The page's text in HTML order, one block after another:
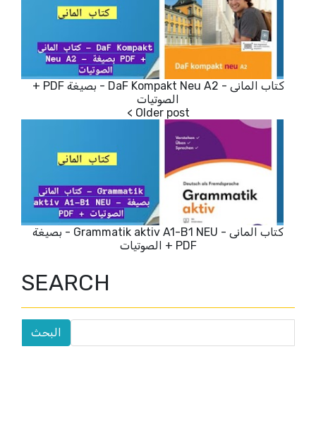
كتاب المانى - DaF Kompakt Neu A2 - بصيغة PDF +
الصوتيات
كتاب المانى - Grammatik aktiv A1-B1 NEU - بصيغة
PDF + الصوتيات
SEARCH